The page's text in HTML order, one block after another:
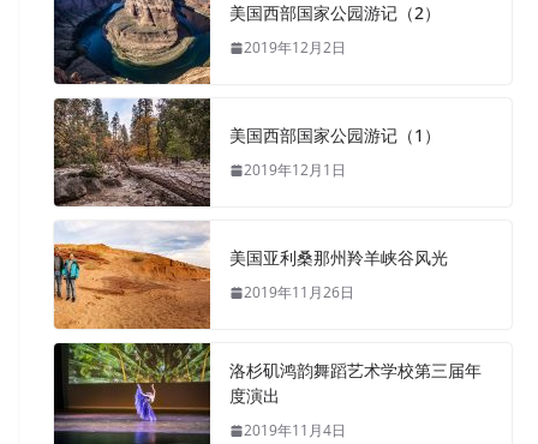
美国西部国家公园游记（2）
2019年12月2日
美国西部国家公园游记（1）
2019年12月1日
美国亚利桑那州羚羊峡谷风光
2019年11月26日
洛杉矶鸿韵舞蹈艺术学校第三届年
度演出
2019年11月4日